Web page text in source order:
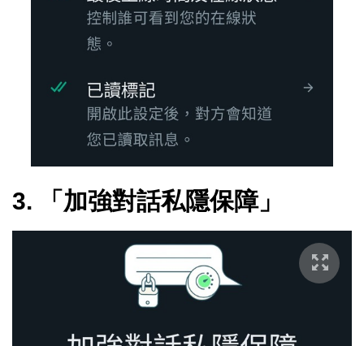
3. 「加強對話私隱保障」